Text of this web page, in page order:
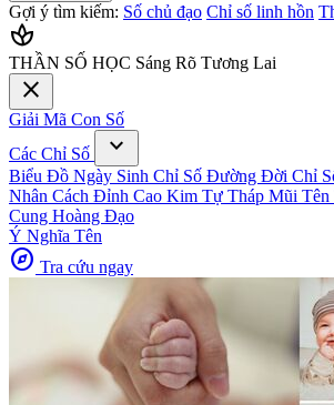
Gợi ý tìm kiếm: Số chủ đạo Chỉ số linh hồn
spa
THẦN SỐ HỌC Sáng Rõ Tương Lai
close
Giải Mã Con Số
Các Chỉ Số
expand_more
Biểu Đồ Ngày Sinh Chỉ Số Đường Đời Chỉ
Nhân Cách Đỉnh Cao Kim Tự Tháp Mũi Tên
Cung Hoàng Đạo
Ý Nghĩa Tên
explore Tra cứu ngay